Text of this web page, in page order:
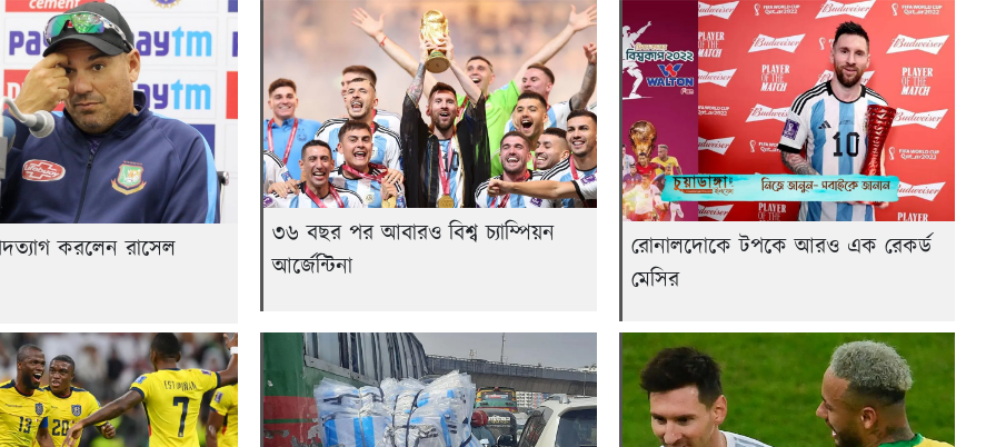
করলেন রাসেল
৩৬ বছর পর আবারও বিশ্ব চ্যাম্পিয়ন
আর্জেন্টিনা
রোনালদোকে টপকে আরও এক রেকর্ড
মেসির